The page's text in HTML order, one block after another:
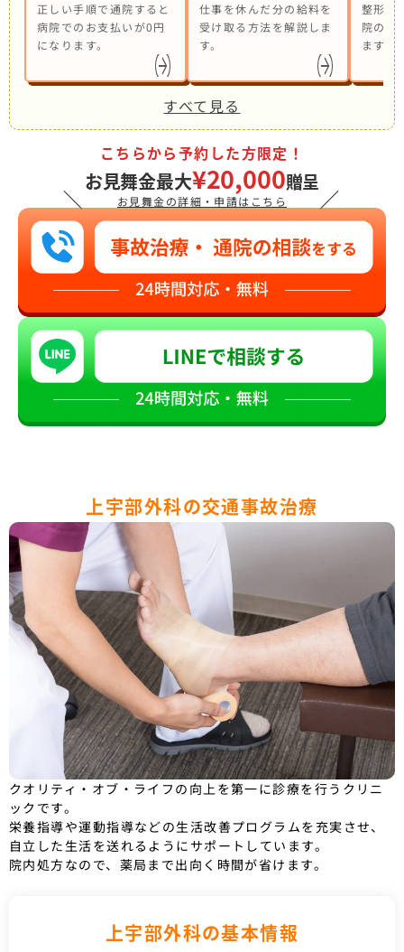
正しい手順で通院すると
病院でのお支払いが0円
になります。
仕事を休んだ分の給料を
受け取る方法を解説しま
す。
整形外
院の併
ます。
すべて見る
＼
こちらから予約した方限定！
お見舞金最大¥20,000贈呈
お見舞金の詳細・申請はこちら ／
上宇部外科の交通事故治療
クオリティ・オブ・ライフの向上を第一に診療を行うクリニ
ックです。
栄養指導や運動指導などの生活改善プログラムを充実させ、
自立した生活を送れるようにサポートしています。
院内処方なので、薬局まで出向く時間が省けます。
上宇部外科の基本情報